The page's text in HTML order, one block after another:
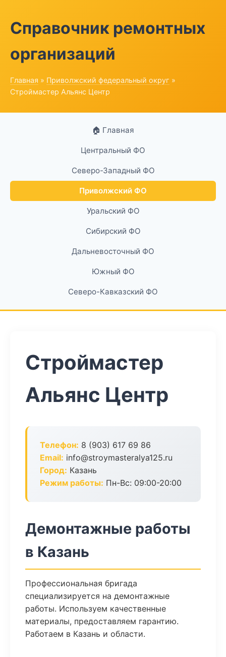
Справочник ремонтных
организаций
Главная » Приволжский федеральный округ »
Строймастер Альянс Центр
🏠 Главная
Центральный ФО
Северо-Западный ФО
Приволжский ФО
Уральский ФО
Сибирский ФО
Дальневосточный ФО
Южный ФО
Северо-Кавказский ФО
Строймастер
Альянс Центр
Телефон: 8 (903) 617 69 86
Email: info@stroymasteralya125.ru
Город: Казань
Режим работы: Пн-Вс: 09:00-20:00
Демонтажные работы
в Казань
Профессиональная бригада
специализируется на демонтажные
работы. Используем качественные
материалы, предоставляем гарантию.
Работаем в Казань и области.